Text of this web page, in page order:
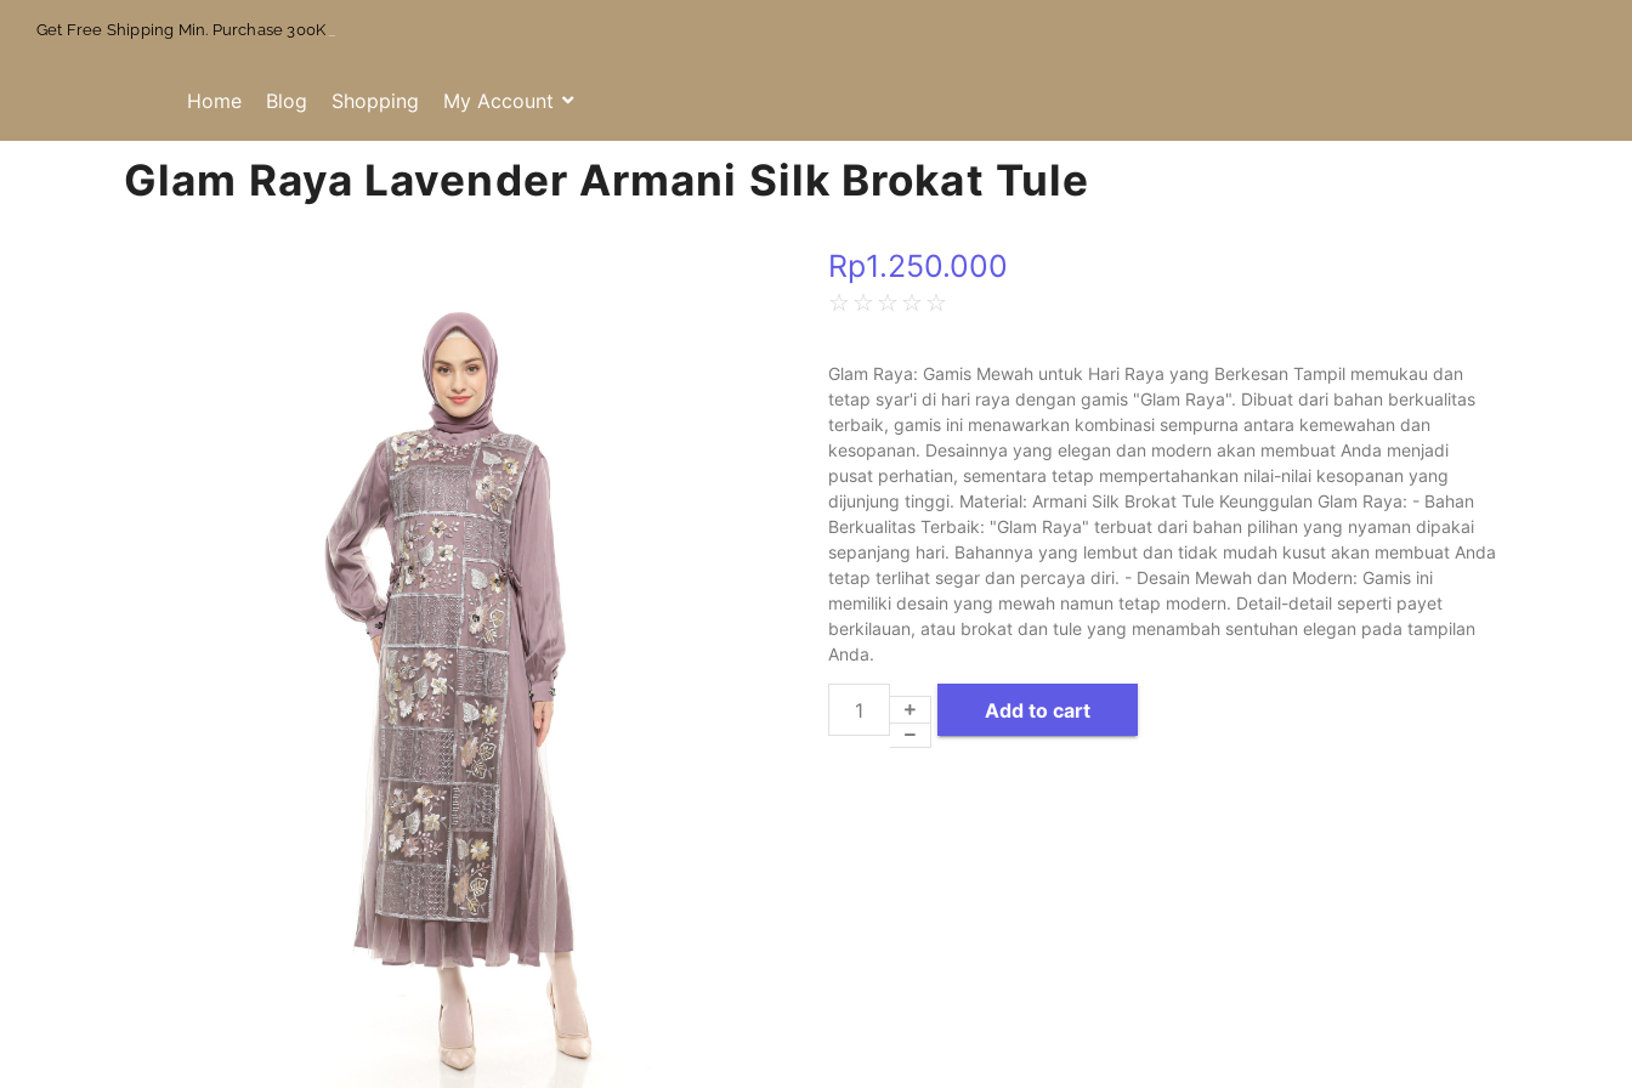
Get Free Shipping Min. Purchase 300K
Home Blog Shopping My Account
Glam Raya Lavender Armani Silk Brokat Tule
Rp1.250.000
☆ ☆ ☆ ☆ ☆
Glam Raya: Gamis Mewah untuk Hari Raya yang Berkesan Tampil memukau dan
tetap syar'i di hari raya dengan gamis "Glam Raya". Dibuat dari bahan berkualitas
terbaik, gamis ini menawarkan kombinasi sempurna antara kemewahan dan
kesopanan. Desainnya yang elegan dan modern akan membuat Anda menjadi
pusat perhatian, sementara tetap mempertahankan nilai-nilai kesopanan yang
dijunjung tinggi. Material: Armani Silk Brokat Tule Keunggulan Glam Raya: - Bahan
Berkualitas Terbaik: "Glam Raya" terbuat dari bahan pilihan yang nyaman dipakai
sepanjang hari. Bahannya yang lembut dan tidak mudah kusut akan membuat Anda
tetap terlihat segar dan percaya diri. - Desain Mewah dan Modern: Gamis ini
memiliki desain yang mewah namun tetap modern. Detail-detail seperti payet
berkilauan, atau brokat dan tule yang menambah sentuhan elegan pada tampilan
Anda.
Add to cart